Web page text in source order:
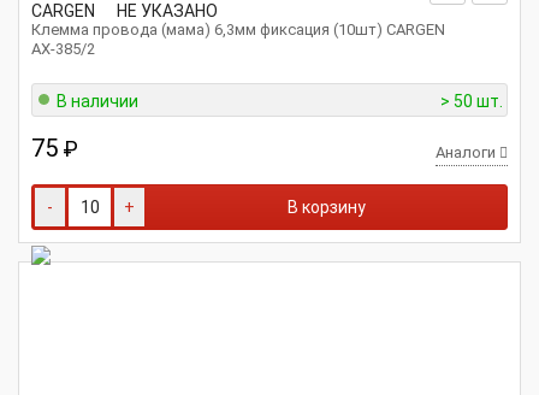
CARGEN НЕ УКАЗАНО
Клемма провода (мама) 6,3мм фиксация (10шт) CARGEN
АХ-385/2
В наличии > 50 шт.
75 ₽ Аналоги
- + В корзину